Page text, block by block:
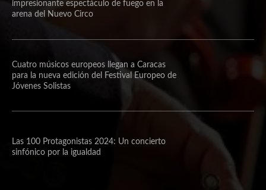
impresionante espectáculo de fuego en la
arena del Nuevo Circo
Cuatro músicos europeos llegan a Caracas
para la nueva edición del Festival Europeo de
Jóvenes Solistas
Las 100 Protagonistas 2024: Un concierto
sinfónico por la igualdad